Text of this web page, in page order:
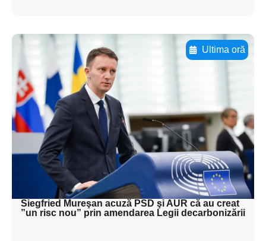
Ultima oră
Adaugă aici textul pentru
subtitluAdaugă aici
textul pentru
subtitluAdaugă aici
textul pentru
subtitluAdaugă aici
textul pentru subti
Siegfried Mureşan acuză PSD şi AUR că au creat
”un risc nou” prin amendarea Legii decarbonizării